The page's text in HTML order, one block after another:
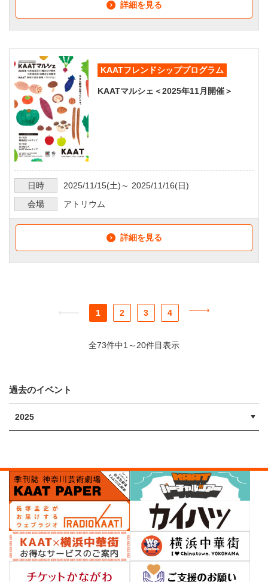
詳細を見る
KAATフレンドシッププログラム
KAATマルシェ＜2025年11月開催＞
日時 2025/11/15(土)～ 2025/11/16(日)
会場
アトリウム
詳細を見る
1 2 3 4
全73件中1～20件目表示
過去のイベント